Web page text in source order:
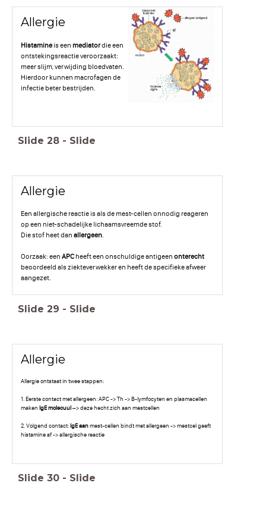
Allergie
Histamineis een mediatordie een
ontstekingsreactie veroorzaakt:
meer slijm, verwijding bloedvaten.
Hierdoor kunnen macrofagen de
infectie beter bestrijden.
Slide 28 - Slide
Allergie
Een allergische reactie is als de mest-cellen onnodig reageren
op een niet-schadelijke lichaamsvreemde stof.
Die stof heet dan allergeen.
Oorzaak: een APCheeft een onschuldige antigeen onterecht
beoordeeld als ziekteverwekker en heeft de specifieke afweer
aangezet.
Slide 29 - Slide
Allergie
Allergie ontstaat in twee stappen:
1. Eerste contact met allergeen: APC -> Th -> B-lymfocyten en plasmacellen
maken IgE molecuul–> deze hecht zich aan mestcellen
2. Volgend contact:IgE aanmest-cellen bindt met allergeen -> mestcel geeft
histamine af -> allergische reactie
Slide 30 - Slide